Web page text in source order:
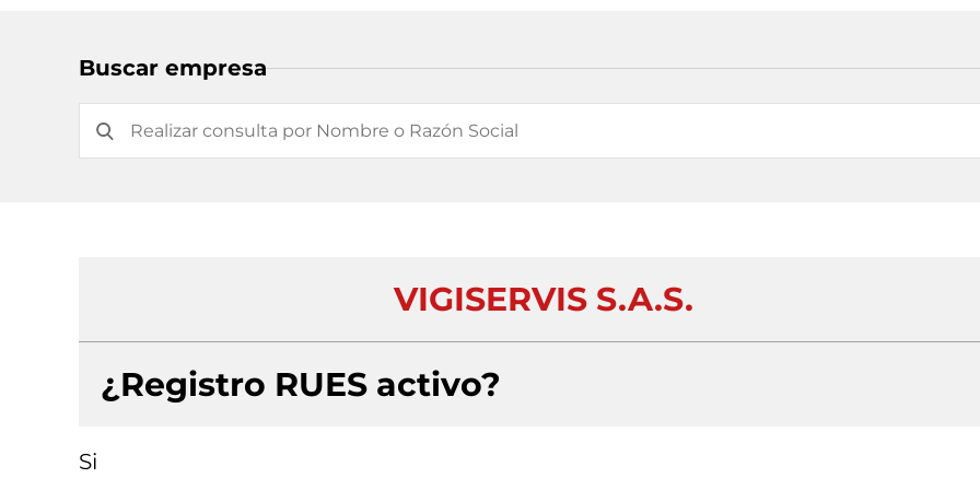
Buscar empresa
VIGISERVIS S.A.S.
¿Registro RUES activo?
Si